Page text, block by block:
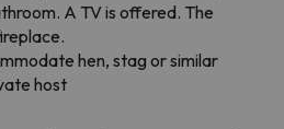
A TV is offered. The
hen, stag or similar
host